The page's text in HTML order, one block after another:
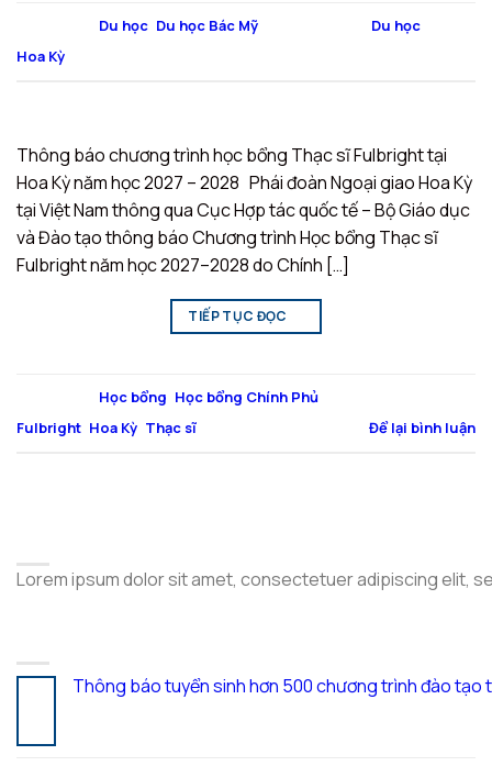
Du học Du học Bác Mỹ Du học
Hoa Kỳ
Thông báo chương trình học bổng Thạc sĩ Fulbright tại
Hoa Kỳ năm học 2027 – 2028 Phái đoàn Ngoại giao Hoa Kỳ
tại Việt Nam thông qua Cục Hợp tác quốc tế – Bộ Giáo dục
và Đào tạo thông báo Chương trình Học bổng Thạc sĩ
Fulbright năm học 2027–2028 do Chính […]
TIẾP TỤC ĐỌC
Học bổng Học bổng Chính Phủ
Fulbright Hoa Kỳ Thạc sĩ Để lại bình luận
Lorem ipsum dolor sit amet, consectetuer adipiscing elit,
Thông báo tuyển sinh hơn 500 chương trình đào tạo